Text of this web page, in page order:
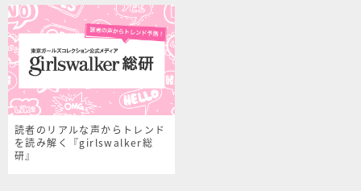
読者のリアルな声からトレンド
を読み解く『girlswalker総
研』